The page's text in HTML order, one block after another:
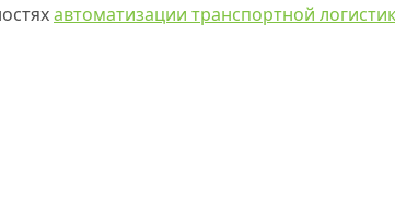
автоматизации транспортной